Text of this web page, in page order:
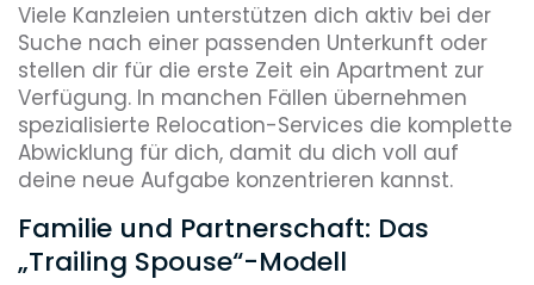
Viele Kanzleien unterstützen dich aktiv bei der
Suche nach einer passenden Unterkunft oder
stellen dir für die erste Zeit ein Apartment zur
Verfügung. In manchen Fällen übernehmen
spezialisierte Relocation-Services die komplette
Abwicklung für dich, damit du dich voll auf
deine neue Aufgabe konzentrieren kannst.
Familie und Partnerschaft: Das
„Trailing Spouse“-Modell